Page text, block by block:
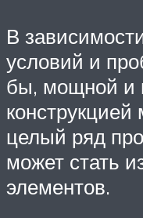
В
условий и
бы, мощной и
конструкцией
целый ряд
может стать
элементов.